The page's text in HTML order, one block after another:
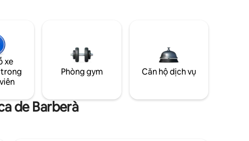
xe
trong
Phòng gym Căn hộ dịch vụ
de Barberà